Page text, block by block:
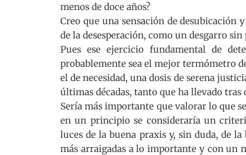
menos de doce años?
Creo que una sensación de desubicación
de la desesperación, como un desgarro
Pues ese ejercicio fundamental de
probablemente sea el mejor termómetro
el de necesidad, una dosis de serena
últimas décadas, tanto que ha llevado
Sería más importante que valorar lo que
en un principio se consideraría un
luces de la buena praxis y, sin duda, de
más arraigadas a lo importante y con un